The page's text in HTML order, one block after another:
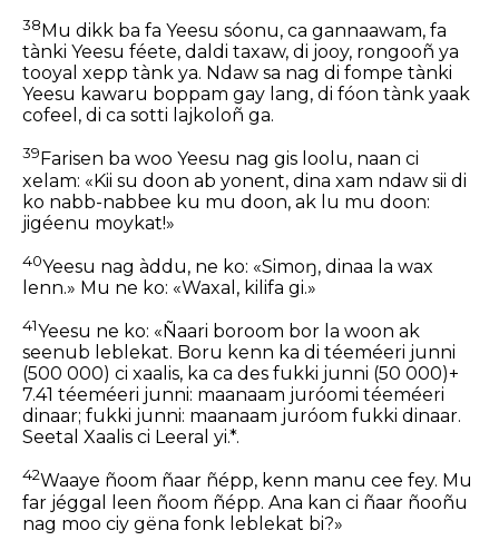
38 Mu dikk ba fa Yeesu sóonu, ca gannaawam, fa
tànki Yeesu féete, daldi taxaw, di jooy, rongooñ ya
tooyal xepp tànk ya. Ndaw sa nag di fompe tànki
Yeesu kawaru boppam gay lang, di fóon tànk yaak
cofeel, di ca sotti lajkoloñ ga.
39 Farisen ba woo Yeesu nag gis loolu, naan ci
xelam: «Kii su doon ab yonent, dina xam ndaw sii di
ko nabb-nabbee ku mu doon, ak lu mu doon:
jigéenu moykat!»
40Yeesu nag àddu, ne ko: «Simoŋ, dinaa la wax
lenn.» Mu ne ko: «Waxal, kilifa gi.»
41Yeesu ne ko: «Ñaari boroom bor la woon ak
seenub leblekat. Boru kenn ka di téeméeri junni
(500 000) ci xaalis, ka ca des fukki junni (50 000)+
7.41 téeméeri junni: maanaam juróomi téeméeri
dinaar; fukki junni: maanaam juróom fukki dinaar.
Seetal Xaalis ci Leeral yi.*.
42Waaye ñoom ñaar ñépp, kenn manu cee fey. Mu
far jéggal leen ñoom ñépp. Ana kan ci ñaar ñooñu
nag moo ciy gëna fonk leblekat bi?»